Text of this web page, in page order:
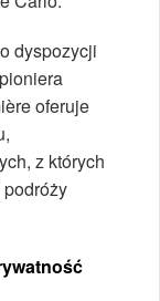
dyspozycji
oferuje
z których
podróży